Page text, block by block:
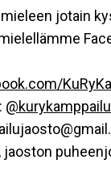
jotain
@kurykamppailu
jaoston